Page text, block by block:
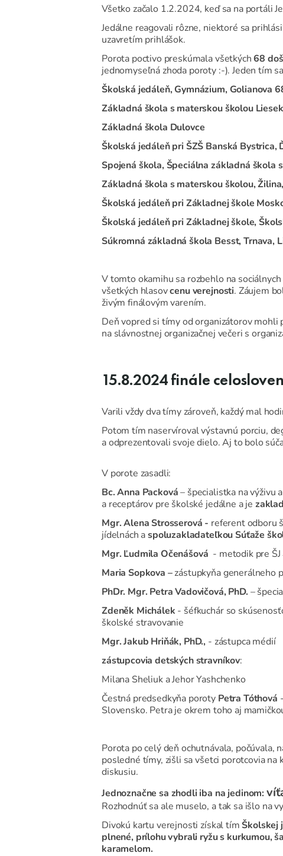
Všetko začalo 1.2.2024, keď sa na portáli
Jedálne reagovali rôzne, niektoré sa
uzavretím prihlášok.
Porota poctivo preskúmala všetkých68
jednomyseľná zhoda poroty :-). Jeden tím
Školská jedáleň, Gymnázium, Golianova
Základná škola s materskou školou Liesek
Základná škola Dulovce
Školská jedáleň pri ŠZŠ Banská Bystrica,
Spojená škola, Špeciálna základná škola
Základná škola s materskou školou,
Školská jedáleň pri Základnej škole
Školská jedáleň pri Základnej škole,
Súkromná základná škola Besst, Trnava,
V tomto okamihu sa rozbehlo na
všetkých hlasovcenu verejnosti. Záujem
živým finálovým varením.
Deň vopred si tímy od organizátorov mohli
na slávnostnej organizačnej večeri s
15.8.2024finále
Varili vždy dva tímy zároveň, každý mal
Potom tím naservíroval výstavnú porciu,
a odprezentovali svoje dielo. Aj to bolo
V porote zasadli:
Bc. Anna Packová– špecialistka na výživu
a receptárov pre školské jedálne a je
Mgr. Alena Strosserová - referent odboru
jídelnách aspoluzakladateľkou Súťaže
Mgr. Ľudmila Očenášová - metodik pre
Maria Sopkova –zástupkyňa generálneho
PhDr. Mgr. Petra Vadovičová, PhD. –
Zdeněk Michálek - šéfkuchár so
školské stravovanie
Mgr. Jakub Hriňák, PhD., - zástupca médií
zástupcovia detských stravníkov:
Milana Sheliuk a Jehor Yashchenko
Čestná predsedkyňa poroty Petra Tóthová
Slovensko. Petra je okrem toho aj
Porota po celý deň ochutnávala, počúvala,
posledné tímy, zišli sa všetci porotcovia
diskusiu.
Jednoznačne sa zhodli iba na jedinom:
Rozhodnúť sa ale muselo, a tak sa išlo na
Divokú kartu verejnosti získal tímŠkolskej
plnené, prílohu vybrali ryžu s kurkumou,
karamelom.